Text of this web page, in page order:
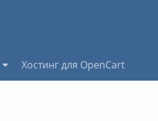
Хостинг для OpenCart